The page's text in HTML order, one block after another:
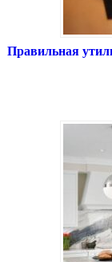
Правильная